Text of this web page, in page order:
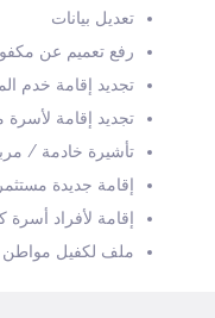
تعديل بيانات
رفع تعميم عن
تجديد إقامة خدم
تجديد إقامة لأسرة
تأشيرة خادمة /
إقامة جديدة
إقامة لأفراد
ملف لكفيل